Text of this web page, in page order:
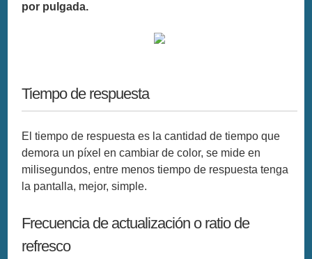
por pulgada.
Tiempo de respuesta
El tiempo de respuesta es la cantidad de tiempo que
demora un píxel en cambiar de color, se mide en
milisegundos, entre menos tiempo de respuesta tenga
la pantalla, mejor, simple.
Frecuencia de actualización o ratio de
refresco